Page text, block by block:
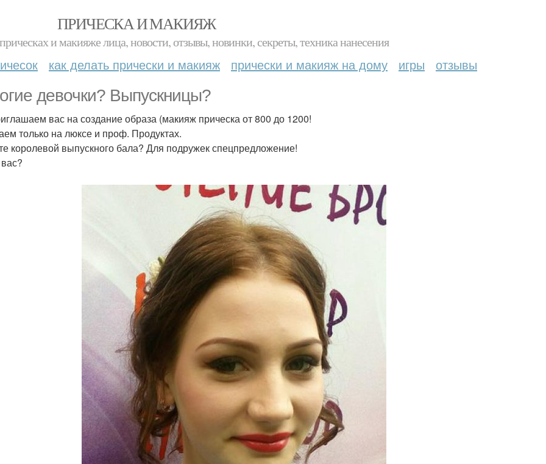
ПРИЧЕСКА И МАКИЯЖ
и макияже лица, новости, отзывы, новинки, секреты, техника нанесения
как делать прически и макияж прически и макияж на дому игры отзывы
девочки? Выпускницы?
вас на создание образа (макияж прическа от 800 до 1200!
только на люксе и проф. Продуктах.
королевой выпускного бала? Для подружек спецпредложение!